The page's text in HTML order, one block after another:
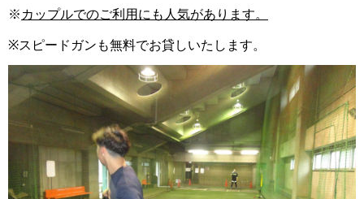
※ カップルでのご利用にも人気があります。
※スピードガンも無料でお貸しいたします。